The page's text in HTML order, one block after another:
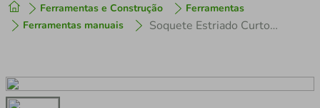
Ferramentas e Construção
Ferramentas
Ferramentas manuais
Soquete Estriado Curto 1/2 27Mm Corneta
1º tenis
3º